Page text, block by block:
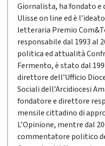
Giornalista, ha fondato e
Ulisse on line ed è
letteraria Premio
responsabile dal 1993 al
politica ed attualità
Fermento, è stato dal
direttore dell’Ufficio
Sociali dell’Arcidiocesi
fondatore e direttore
mensile cittadino di
L’Opinione, mentre dal
commentatore politico